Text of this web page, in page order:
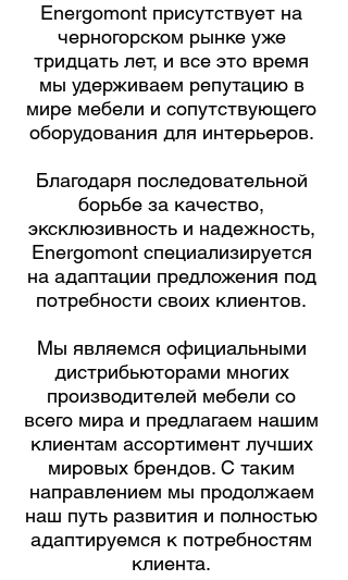
Energomont присутствует на
черногорском рынке уже
тридцать лет, и все это время
мы удерживаем репутацию в
мире мебели и сопутствующего
оборудования для интерьеров.
Благодаря последовательной
борьбе за качество,
эксклюзивность и надежность,
Energomont специализируется
на адаптации предложения под
потребности своих клиентов.
Мы являемся официальными
дистрибьюторами многих
производителей мебели со
всего мира и предлагаем нашим
клиентам ассортимент лучших
мировых брендов. С таким
направлением мы продолжаем
наш путь развития и полностью
адаптируемся к потребностям
клиента.